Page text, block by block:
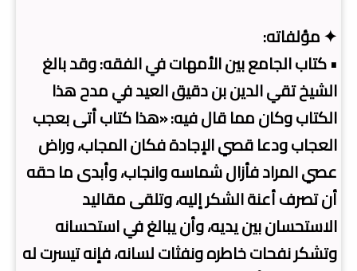
✦ مؤلفاته:
• كتاب الجامع بين الأمهات في الفقه: وقد بالغ
الشيخ تقي الدين بن دقيق العيد في مدح هذا
الكتاب وكان مما قال فيه: «هذا كتاب أتى بعجب
العجاب ودعا قصي الإجادة فكان المجاب، وراض
عصي المراد فأزال شماسه وانجاب، وأبدى ما حقه
أن تصرف أعنة الشكر إليه، وتلقى مقاليد
الاستحسان بين يديه، وأن يبالغ في استحسانه
وتشكر نفحات خاطره ونفثات لسانه، فإنه تيسرت له